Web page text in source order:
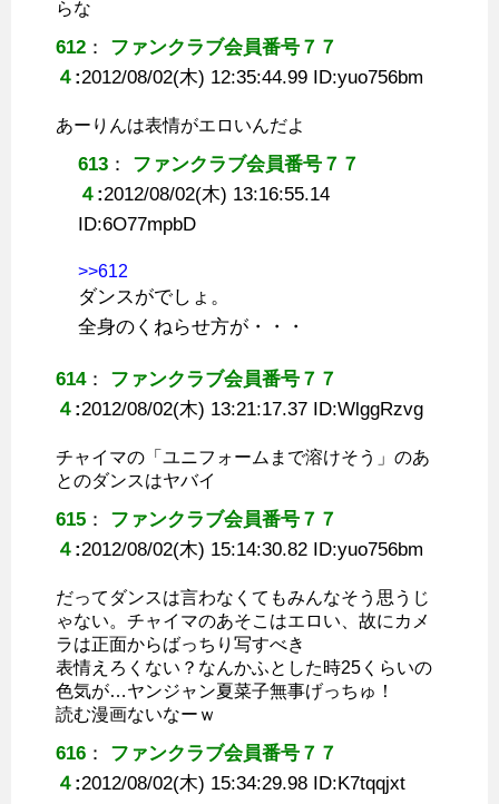
らな
612 ： ファンクラブ会員番号７７
４ :2012/08/02(木) 12:35:44.99 ID:yuo756bm
あーりんは表情がエロいんだよ
613 ： ファンクラブ会員番号７７
４ :2012/08/02(木) 13:16:55.14
ID:6O77mpbD
>>612
ダンスがでしょ。
全身のくねらせ方が・・・
614： ファンクラブ会員番号７７
４ :2012/08/02(木) 13:21:17.37 ID:WlggRzvg
チャイマの「ユニフォームまで溶けそう」のあ
とのダンスはヤバイ
615 ： ファンクラブ会員番号７７
４ :2012/08/02(木) 15:14:30.82 ID:yuo756bm
だってダンスは言わなくてもみんなそう思うじ
ゃない。チャイマのあそこはエロい、故にカメ
ラは正面からばっちり写すべき
表情えろくない？なんかふとした時25くらいの
色気が…ヤンジャン夏菜子無事げっちゅ！
読む漫画ないなーｗ
616 ： ファンクラブ会員番号７７
４ :2012/08/02(木) 15:34:29.98 ID:K7tqqjxt